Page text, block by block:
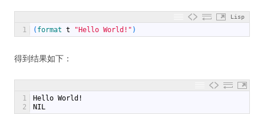
Lisp
1 ( format t "Hello World!" )
得到结果如下：
1
2
Hello World!
NIL